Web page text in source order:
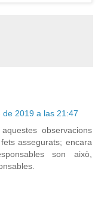
de 2019 a las 21:47
observacions
assegurats; encara
son això,